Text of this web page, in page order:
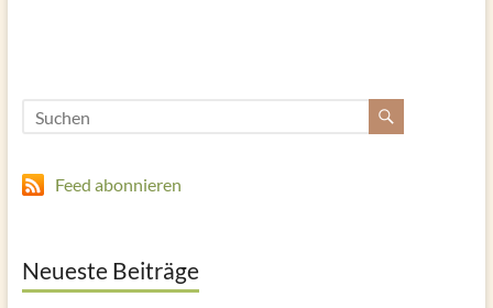
Feed abonnieren
Neueste Beiträge